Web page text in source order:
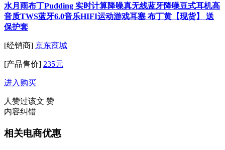
水月雨布丁Pudding 实时计算降噪真无线蓝牙降噪豆式耳机高
音质TWS蓝牙6.0音乐HIFI运动游戏耳塞 布丁黄【现货】 送
保护套
[经销商] 京东商城
[产品售价] 235元
进入购买
人赞过该文 赞
内容纠错
相关电商优惠